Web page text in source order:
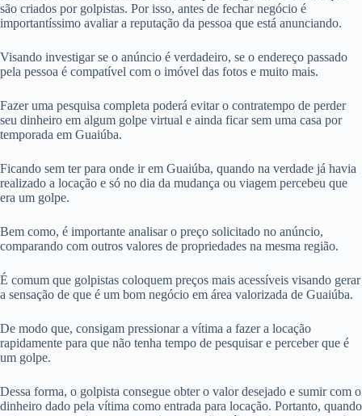
são criados por golpistas. Por isso, antes de fechar negócio é
importantíssimo avaliar a reputação da pessoa que está anunciando.
Visando investigar se o anúncio é verdadeiro, se o endereço passado
pela pessoa é compatível com o imóvel das fotos e muito mais.
Fazer uma pesquisa completa poderá evitar o contratempo de perder
seu dinheiro em algum golpe virtual e ainda ficar sem uma casa por
temporada em Guaiúba.
Ficando sem ter para onde ir em Guaiúba, quando na verdade já havia
realizado a locação e só no dia da mudança ou viagem percebeu que
era um golpe.
Bem como, é importante analisar o preço solicitado no anúncio,
comparando com outros valores de propriedades na mesma região.
É comum que golpistas coloquem preços mais acessíveis visando gerar
a sensação de que é um bom negócio em área valorizada de Guaiúba.
De modo que, consigam pressionar a vítima a fazer a locação
rapidamente para que não tenha tempo de pesquisar e perceber que é
um golpe.
Dessa forma, o golpista consegue obter o valor desejado e sumir com o
dinheiro dado pela vítima como entrada para locação. Portanto, quando